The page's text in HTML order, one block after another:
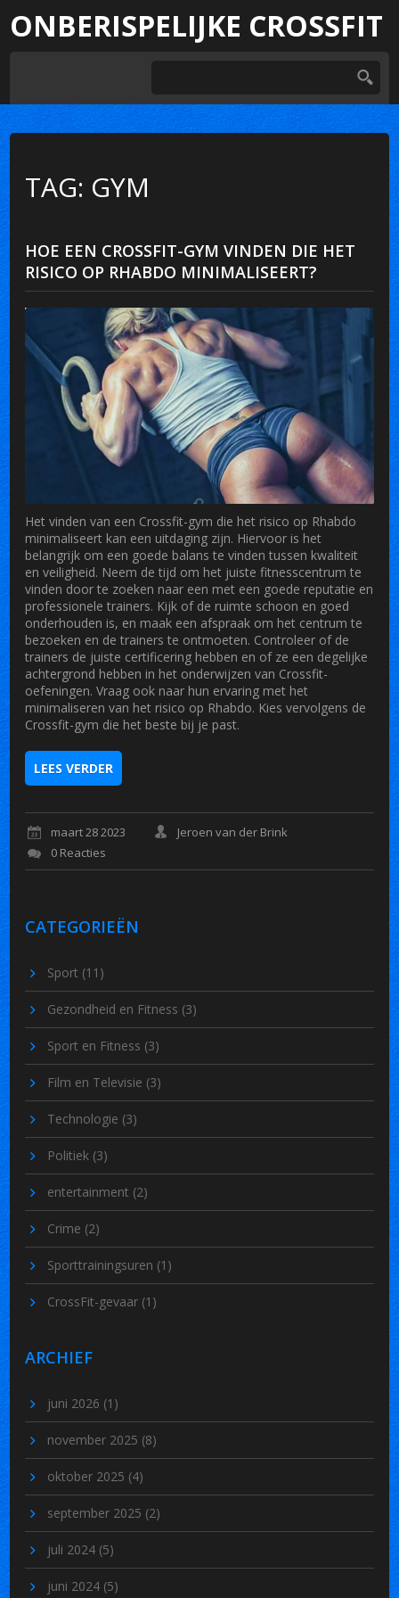
ONBERISPELIJKE CROSSFIT
TAG: GYM
HOE EEN CROSSFIT-GYM VINDEN DIE HET
RISICO OP RHABDO MINIMALISEERT?
Het vinden van een Crossfit-gym die het risico op Rhabdo
minimaliseert kan een uitdaging zijn. Hiervoor is het
belangrijk om een goede balans te vinden tussen kwaliteit
en veiligheid. Neem de tijd om het juiste fitnesscentrum te
vinden door te zoeken naar een met een goede reputatie en
professionele trainers. Kijk of de ruimte schoon en goed
onderhouden is, en maak een afspraak om het centrum te
bezoeken en de trainers te ontmoeten. Controleer of de
trainers de juiste certificering hebben en of ze een degelijke
achtergrond hebben in het onderwijzen van Crossfit-
oefeningen. Vraag ook naar hun ervaring met het
minimaliseren van het risico op Rhabdo. Kies vervolgens de
Crossfit-gym die het beste bij je past.
LEES VERDER
maart 28 2023
Jeroen van der Brink
0 Reacties
CATEGORIEËN
Sport (11)
Gezondheid en Fitness (3)
Sport en Fitness (3)
Film en Televisie (3)
Technologie (3)
Politiek (3)
entertainment (2)
Crime (2)
Sporttrainingsuren (1)
CrossFit-gevaar (1)
ARCHIEF
juni 2026 (1)
november 2025 (8)
oktober 2025 (4)
september 2025 (2)
juli 2024 (5)
juni 2024 (5)